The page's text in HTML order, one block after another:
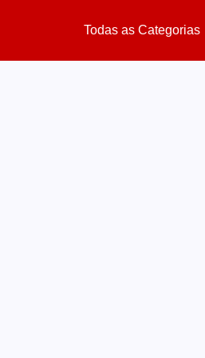
Todas as Categorias